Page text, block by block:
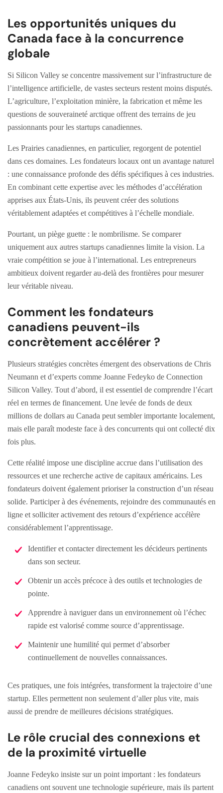
Les opportunités uniques du
Canada face à la concurrence
globale
Si Silicon Valley se concentre massivement sur l’infrastructure de
l’intelligence artificielle, de vastes secteurs restent moins disputés.
L’agriculture, l’exploitation minière, la fabrication et même les
questions de souveraineté arctique offrent des terrains de jeu
passionnants pour les startups canadiennes.
Les Prairies canadiennes, en particulier, regorgent de potentiel
dans ces domaines. Les fondateurs locaux ont un avantage naturel
: une connaissance profonde des défis spécifiques à ces industries.
En combinant cette expertise avec les méthodes d’accélération
apprises aux États-Unis, ils peuvent créer des solutions
véritablement adaptées et compétitives à l’échelle mondiale.
Pourtant, un piège guette : le nombrilisme. Se comparer
uniquement aux autres startups canadiennes limite la vision. La
vraie compétition se joue à l’international. Les entrepreneurs
ambitieux doivent regarder au-delà des frontières pour mesurer
leur véritable niveau.
Comment les fondateurs
canadiens peuvent-ils
concrètement accélérer ?
Plusieurs stratégies concrètes émergent des observations de Chris
Neumann et d’experts comme Joanne Fedeyko de Connection
Silicon Valley. Tout d’abord, il est essentiel de comprendre l’écart
réel en termes de financement. Une levée de fonds de deux
millions de dollars au Canada peut sembler importante localement,
mais elle paraît modeste face à des concurrents qui ont collecté dix
fois plus.
Cette réalité impose une discipline accrue dans l’utilisation des
ressources et une recherche active de capitaux américains. Les
fondateurs doivent également prioriser la construction d’un réseau
solide. Participer à des événements, rejoindre des communautés en
ligne et solliciter activement des retours d’expérience accélère
considérablement l’apprentissage.
Identifier et contacter directement les décideurs pertinents
dans son secteur.
Obtenir un accès précoce à des outils et technologies de
pointe.
Apprendre à naviguer dans un environnement où l’échec
rapide est valorisé comme source d’apprentissage.
Maintenir une humilité qui permet d’absorber
continuellement de nouvelles connaissances.
Ces pratiques, une fois intégrées, transforment la trajectoire d’une
startup. Elles permettent non seulement d’aller plus vite, mais
aussi de prendre de meilleures décisions stratégiques.
Le rôle crucial des connexions et
de la proximité virtuelle
Joanne Fedeyko insiste sur un point important : les fondateurs
canadiens ont souvent une technologie supérieure, mais ils partent